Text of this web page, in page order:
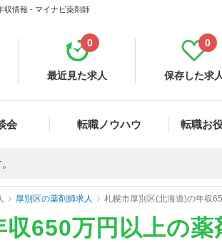
収情報 - マイナビ薬剤師
最近見た求人
0
保存した求人
0
会 転職ノウハウ 転職お
厚別区の薬剤師求人 札幌市厚別区(北海道)の年収
650万円以上の